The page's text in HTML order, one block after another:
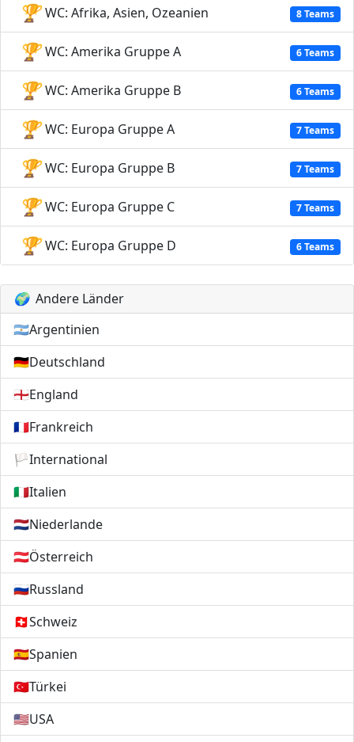
🏆 WC: Afrika, Asien, Ozeanien 8 Teams
🏆 WC: Amerika Gruppe A 6 Teams
🏆 WC: Amerika Gruppe B 6 Teams
🏆 WC: Europa Gruppe A 7 Teams
🏆 WC: Europa Gruppe B 7 Teams
🏆 WC: Europa Gruppe C 7 Teams
🏆 WC: Europa Gruppe D 6 Teams
🌍 Andere Länder
🇦🇷Argentinien
🇩🇪Deutschland
🏴󠁧󠁢󠁥󠁮󠁧󠁿England
🇫🇷Frankreich
🏳️International
🇮🇹Italien
🇳🇱Niederlande
🇦🇹Österreich
🇷🇺Russland
🇨🇭Schweiz
🇪🇸Spanien
🇹🇷Türkei
🇺🇸USA